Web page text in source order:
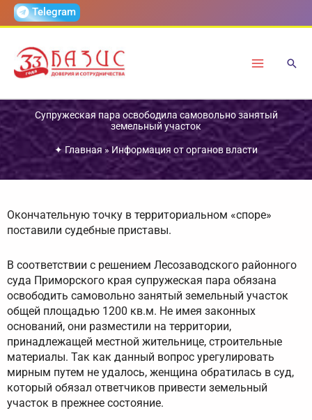
ПерейтиTelegram
Супружеская пара освободила самовольно занятый
земельный участок
✦ Главная» Информация от органов власти
Окончательную точку в территориальном «споре»
поставили судебные приставы.
В соответствии с решением Лесозаводского районного
суда Приморского края супружеская пара обязана
освободить самовольно занятый земельный участок
общей площадью 1200 кв.м. Не имея законных
оснований, они разместили на территории,
принадлежащей местной жительнице, строительные
материалы. Так как данный вопрос урегулировать
мирным путем не удалось, женщина обратилась в суд,
который обязал ответчиков привести земельный
участок в прежнее состояние.